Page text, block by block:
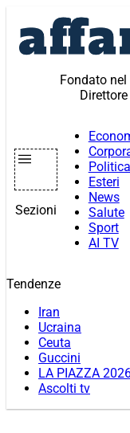
contenuto
Fondato
Sezioni
Politica
Esteri
News
Salute
Sport
AI TV
Tendenze
Iran
Ucraina
Ceuta
Guccini
LA PIAZZA
Ascolti tv